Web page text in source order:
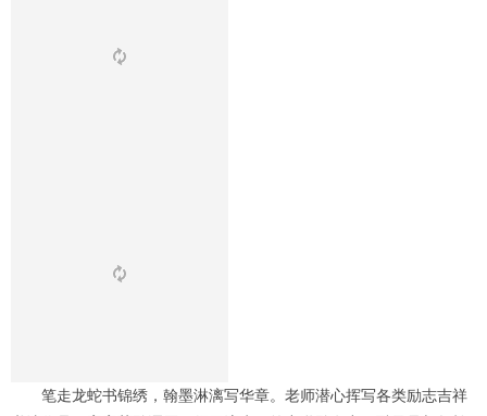
笔走龙蛇书锦绣，翰墨淋漓写华章。老师潜心挥写各类励志吉祥